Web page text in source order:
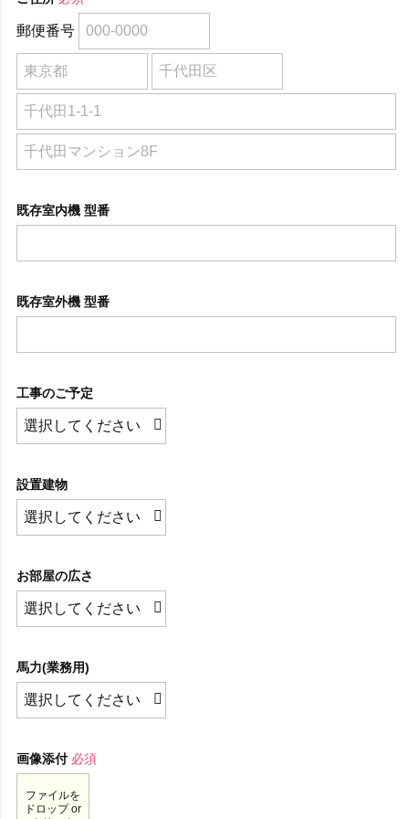
郵便番号
既存室内機 型番
既存室外機 型番
工事のご予定
設置建物
お部屋の広さ
馬力(業務用)
画像添付 必須
ファイルを
ドロップ or